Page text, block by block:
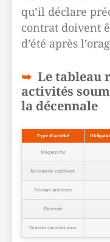
qu’il déclare
contrat doivent
d’été après
Le tableau
activités
la décennale
Type d’activité
Maçonnerie
Menuiserie extérieure
Peinture intérieure
Électricité
Entretien/maintenance